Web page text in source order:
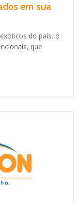
em sua
do país, o
que